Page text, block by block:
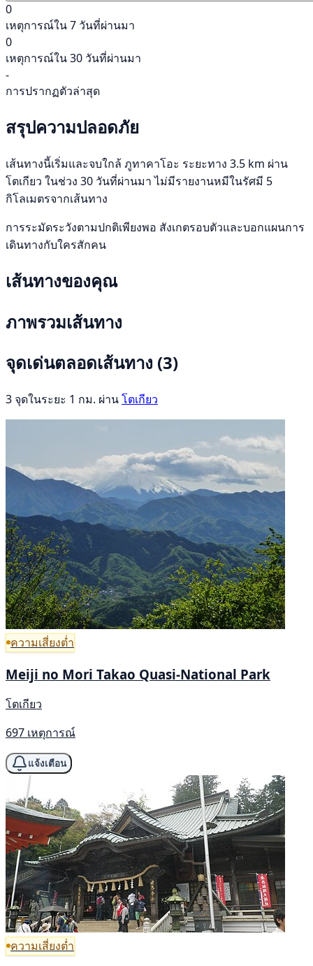
0
เหตุการณ์ใน 7 วันที่ผ่านมา
0
เหตุการณ์ใน 30 วันที่ผ่านมา
-
การปรากฏตัวล่าสุด
สรุปความปลอดภัย
เส้นทางนี้เริ่มและจบใกล้ ภูทาคาโอะ ระยะทาง 3.5 km ผ่าน
โตเกียว ในช่วง 30 วันที่ผ่านมา ไม่มีรายงานหมีในรัศมี 5
กิโลเมตรจากเส้นทาง
การระมัดระวังตามปกติเพียงพอ สังเกตรอบตัวและบอกแผนการ
เดินทางกับใครสักคน
เส้นทางของคุณ
ภาพรวมเส้นทาง
จุดเด่นตลอดเส้นทาง (3)
3 จุดในระยะ 1 กม. ผ่านโตเกียว
ความเสี่ยงต่ำ
Meiji no Mori Takao Quasi-National Park
โตเกียว
697 เหตุการณ์
แจ้งเตือน
ความเสี่ยงต่ำ